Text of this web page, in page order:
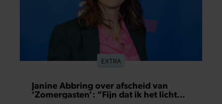
EXTRA
Janine Abbring over afscheid van
‘Zomergasten’: “Fijn dat ik het licht